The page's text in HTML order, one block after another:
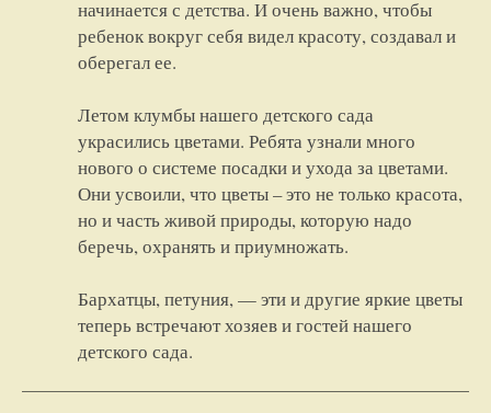
начинается с детства. И очень важно, чтобы
ребенок вокруг себя видел красоту, создавал и
оберегал ее.
Летом клумбы нашего детского сада
украсились цветами. Ребята узнали много
нового о системе посадки и ухода за цветами.
Они усвоили, что цветы – это не только красота,
но и часть живой природы, которую надо
беречь, охранять и приумножать.
Бархатцы, петуния, — эти и другие яркие цветы
теперь встречают хозяев и гостей нашего
детского сада.